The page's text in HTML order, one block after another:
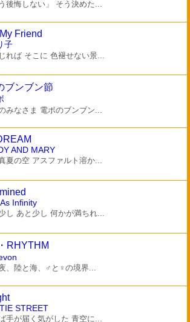
後悔しない」 そう決めた...
Friend
子
れば そこに 色褪せない景...
ブンブン節
みなさま 電ボのブンブン...
AND MARY
夏の空 アスファルト溶か...
Infinity
し あと少し 何かが満ちれ...
RHYTHM
、陸と海、♂と♀の境界...
STREET
手が届く気がした 青空に...